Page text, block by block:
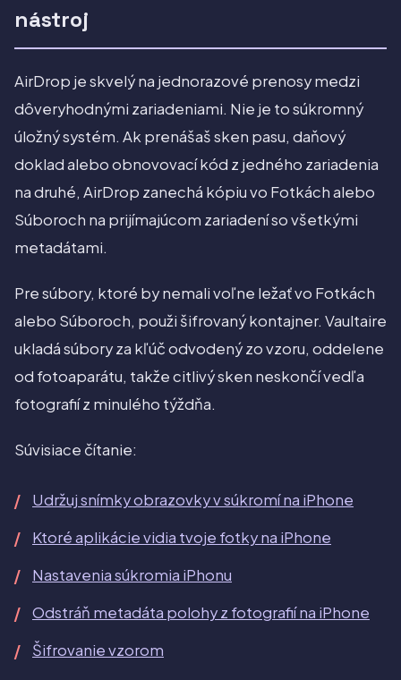
nástroj
AirDrop je skvelý na jednorazové prenosy medzi
dôveryhodnými zariadeniami. Nie je to súkromný
úložný systém. Ak prenášaš sken pasu, daňový
doklad alebo obnovovací kód z jedného zariadenia
na druhé, AirDrop zanechá kópiu vo Fotkách alebo
Súboroch na prijímajúcom zariadení so všetkými
metadátami.
Pre súbory, ktoré by nemali voľne ležať vo Fotkách
alebo Súboroch, použi šifrovaný kontajner. Vaultaire
ukladá súbory za kľúč odvodený zo vzoru, oddelene
od fotoaparátu, takže citlivý sken neskončí vedľa
fotografií z minulého týždňa.
Súvisiace čítanie:
Udržuj snímky obrazovky v súkromí na iPhone
Ktoré aplikácie vidia tvoje fotky na iPhone
Nastavenia súkromia iPhonu
Odstráň metadáta polohy z fotografií na iPhone
Šifrovanie vzorom